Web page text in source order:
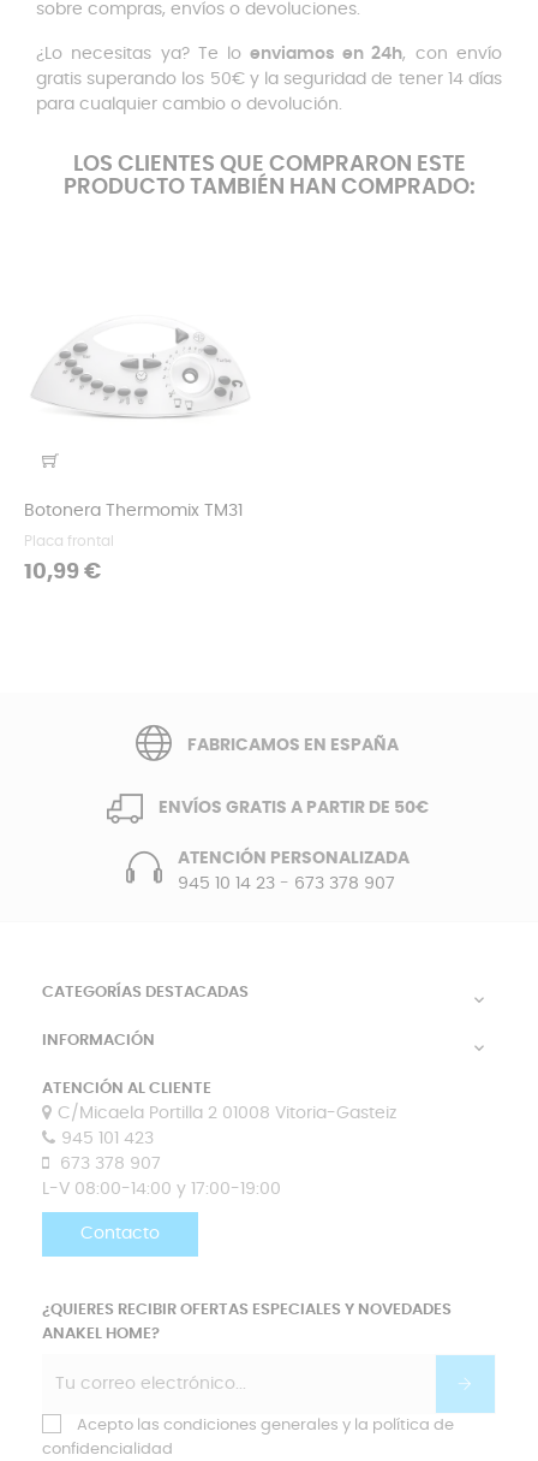
sobre compras, envíos o devoluciones.
¿Lo necesitas ya? Te lo enviamos en 24h, con envío
gratis superando los 50€ y la seguridad de tener 14 días
para cualquier cambio o devolución.
LOS CLIENTES QUE COMPRARON ESTE
PRODUCTO TAMBIÉN HAN COMPRADO:
Botonera Thermomix TM31
Placa frontal
Precio
10,99 €
FABRICAMOS EN ESPAÑA
ENVÍOS GRATIS A PARTIR DE 50€
ATENCIÓN PERSONALIZADA
945 10 14 23- 673 378 907
CATEGORÍAS DESTACADAS 
INFORMACIÓN 
ATENCIÓN AL CLIENTE
C/Micaela Portilla 2 01008 Vitoria-Gasteiz
945 101 423
673 378 907
L-V 08:00-14:00 y 17:00-19:00
Contacto
¿QUIERES RECIBIR OFERTAS ESPECIALES Y NOVEDADES
ANAKEL HOME?
Acepto las condiciones generales y la política de
confidencialidad